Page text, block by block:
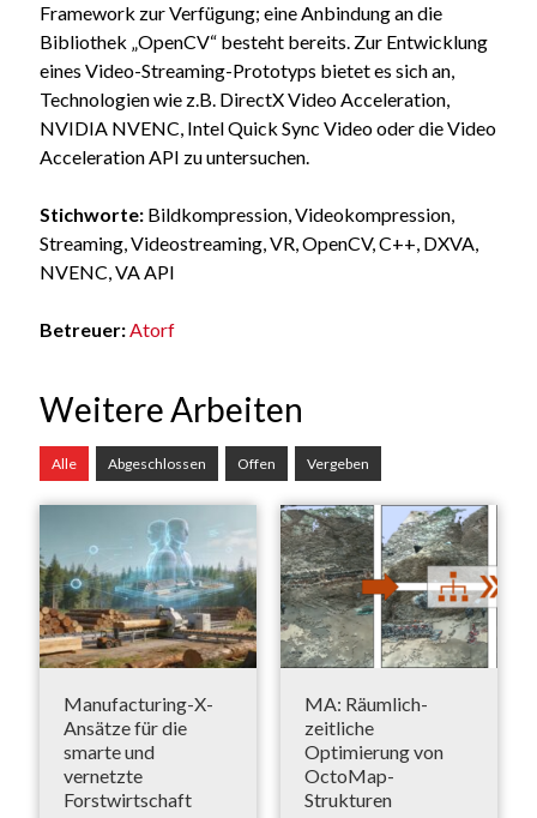
Framework zur Verfügung; eine Anbindung an die
Bibliothek „OpenCV“ besteht bereits. Zur Entwicklung
eines Video-Streaming-Prototyps bietet es sich an,
Technologien wie z.B. DirectX Video Acceleration,
NVIDIA NVENC, Intel Quick Sync Video oder die Video
Acceleration API zu untersuchen.
Stichworte:Bildkompression, Videokompression,
Streaming, Videostreaming, VR, OpenCV, C++, DXVA,
NVENC, VA API
Betreuer:Atorf
Weitere Arbeiten
Alle Abgeschlossen Offen Vergeben
Manufacturing-X-
Ansätze für die
smarte und
vernetzte
Forstwirtschaft
MA: Räumlich-
zeitliche
Optimierung von
OctoMap-
Strukturen